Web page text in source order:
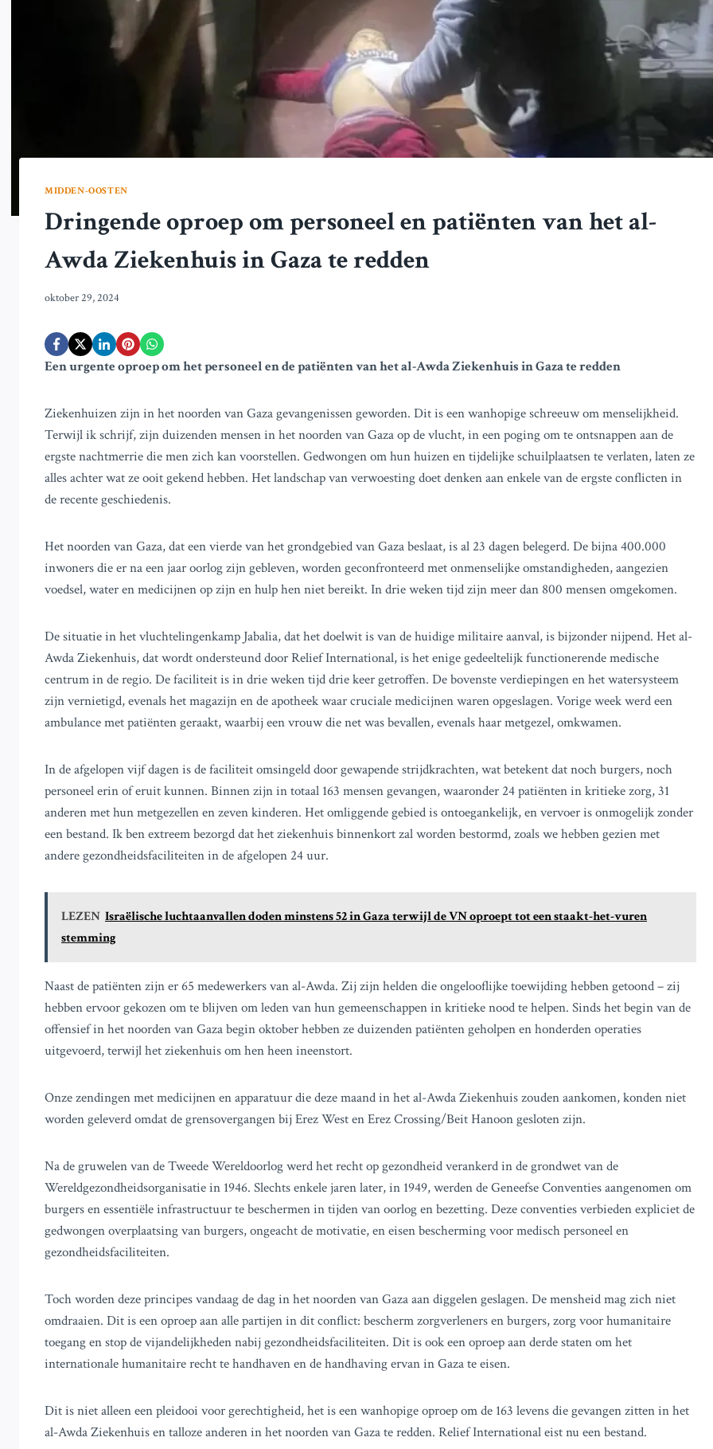
MIDDEN-OOSTEN
Dringende oproep om personeel en patiënten van het al-
Awda Ziekenhuis in Gaza te redden
oktober 29, 2024
Een urgente oproep om het personeel en de patiënten van het al-Awda Ziekenhuis in Gaza te redden
Ziekenhuizen zijn in het noorden van Gaza gevangenissen geworden. Dit is een wanhopige schreeuw om menselijkheid.
Terwijl ik schrijf, zijn duizenden mensen in het noorden van Gaza op de vlucht, in een poging om te ontsnappen aan de
ergste nachtmerrie die men zich kan voorstellen. Gedwongen om hun huizen en tijdelijke schuilplaatsen te verlaten, laten ze
alles achter wat ze ooit gekend hebben. Het landschap van verwoesting doet denken aan enkele van de ergste conflicten in
de recente geschiedenis.
Het noorden van Gaza, dat een vierde van het grondgebied van Gaza beslaat, is al 23 dagen belegerd. De bijna 400.000
inwoners die er na een jaar oorlog zijn gebleven, worden geconfronteerd met onmenselijke omstandigheden, aangezien
voedsel, water en medicijnen op zijn en hulp hen niet bereikt. In drie weken tijd zijn meer dan 800 mensen omgekomen.
De situatie in het vluchtelingenkamp Jabalia, dat het doelwit is van de huidige militaire aanval, is bijzonder nijpend. Het al-
Awda Ziekenhuis, dat wordt ondersteund door Relief International, is het enige gedeeltelijk functionerende medische
centrum in de regio. De faciliteit is in drie weken tijd drie keer getroffen. De bovenste verdiepingen en het watersysteem
zijn vernietigd, evenals het magazijn en de apotheek waar cruciale medicijnen waren opgeslagen. Vorige week werd een
ambulance met patiënten geraakt, waarbij een vrouw die net was bevallen, evenals haar metgezel, omkwamen.
In de afgelopen vijf dagen is de faciliteit omsingeld door gewapende strijdkrachten, wat betekent dat noch burgers, noch
personeel erin of eruit kunnen. Binnen zijn in totaal 163 mensen gevangen, waaronder 24 patiënten in kritieke zorg, 31
anderen met hun metgezellen en zeven kinderen. Het omliggende gebied is ontoegankelijk, en vervoer is onmogelijk zonder
een bestand. Ik ben extreem bezorgd dat het ziekenhuis binnenkort zal worden bestormd, zoals we hebben gezien met
andere gezondheidsfaciliteiten in de afgelopen 24 uur.
LEZEN Israëlische luchtaanvallen doden minstens 52 in Gaza terwijl de VN oproept tot een staakt-het-vuren
stemming
Naast de patiënten zijn er 65 medewerkers van al-Awda. Zij zijn helden die ongelooflijke toewijding hebben getoond – zij
hebben ervoor gekozen om te blijven om leden van hun gemeenschappen in kritieke nood te helpen. Sinds het begin van de
offensief in het noorden van Gaza begin oktober hebben ze duizenden patiënten geholpen en honderden operaties
uitgevoerd, terwijl het ziekenhuis om hen heen ineenstort.
Onze zendingen met medicijnen en apparatuur die deze maand in het al-Awda Ziekenhuis zouden aankomen, konden niet
worden geleverd omdat de grensovergangen bij Erez West en Erez Crossing/Beit Hanoon gesloten zijn.
Na de gruwelen van de Tweede Wereldoorlog werd het recht op gezondheid verankerd in de grondwet van de
Wereldgezondheidsorganisatie in 1946. Slechts enkele jaren later, in 1949, werden de Geneefse Conventies aangenomen om
burgers en essentiële infrastructuur te beschermen in tijden van oorlog en bezetting. Deze conventies verbieden expliciet de
gedwongen overplaatsing van burgers, ongeacht de motivatie, en eisen bescherming voor medisch personeel en
gezondheidsfaciliteiten.
Toch worden deze principes vandaag de dag in het noorden van Gaza aan diggelen geslagen. De mensheid mag zich niet
omdraaien. Dit is een oproep aan alle partijen in dit conflict: bescherm zorgverleners en burgers, zorg voor humanitaire
toegang en stop de vijandelijkheden nabij gezondheidsfaciliteiten. Dit is ook een oproep aan derde staten om het
internationale humanitaire recht te handhaven en de handhaving ervan in Gaza te eisen.
Dit is niet alleen een pleidooi voor gerechtigheid, het is een wanhopige oproep om de 163 levens die gevangen zitten in het
al-Awda Ziekenhuis en talloze anderen in het noorden van Gaza te redden. Relief International eist nu een bestand.